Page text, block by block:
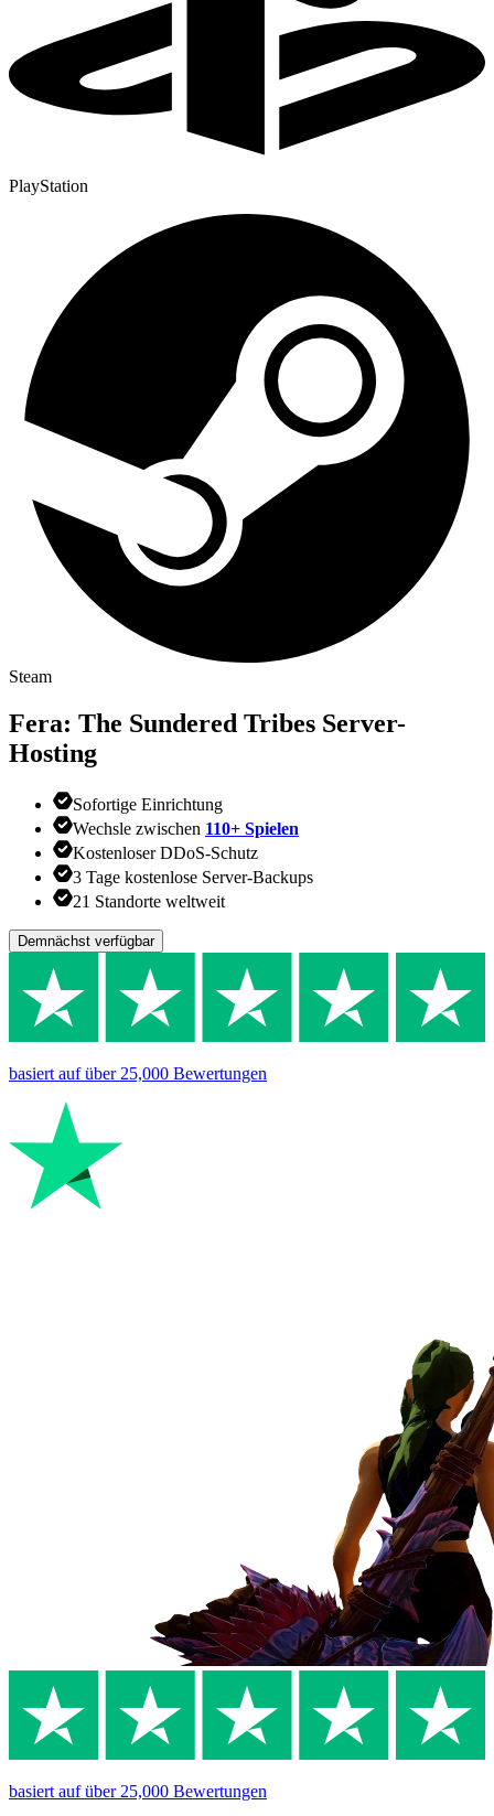
PlayStation
Steam
Fera: The Sundered Tribes Server-
Hosting
Sofortige Einrichtung
Wechsle zwischen 110+ Spielen
Kostenloser DDoS-Schutz
3 Tage kostenlose Server-Backups
21 Standorte weltweit
Demnächst verfügbar
basiert aufüber 25,000 Bewertungen
basiert aufüber 25,000 Bewertungen